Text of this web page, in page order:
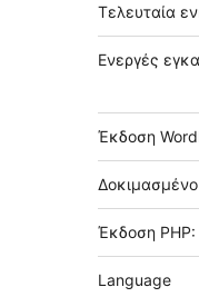
Τελευταία
Ενεργές
Έκδοση
Δοκιμασμένο
Έκδοση PHP:
Language